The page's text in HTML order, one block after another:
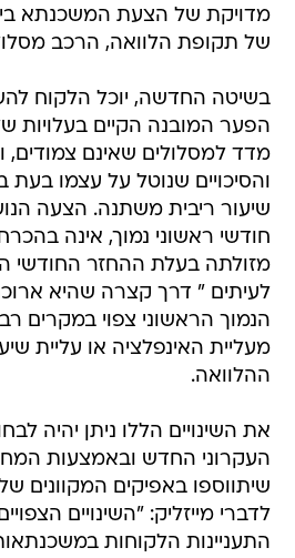
מדויקת של הצעת המשכנתא
של תקופת הלוואה, הרכב
בשיטה החדשה, יוכל הלקוח
הפער המובנה הקיים בעלויות
מדד למסלולים שאינם צמודים,
והסיכויים שנוטל על עצמו בעת
שיעור ריבית משתנה. הצעה
חודשי ראשוני נמוך, אינה
מזולתה בעלת ההחזר החודשי
לעיתים " דרך קצרה שהיא
הנמוך הראשוני צפוי במקרים
מעליית האינפלציה או עליית
ההלוואה.
את השינויים הללו ניתן יהיה
העקרוני החדש ובאמצעות
שיתווספו באפיקים המקוונים
לדברי מייזליק: "השינויים
התעניינות הלקוחות